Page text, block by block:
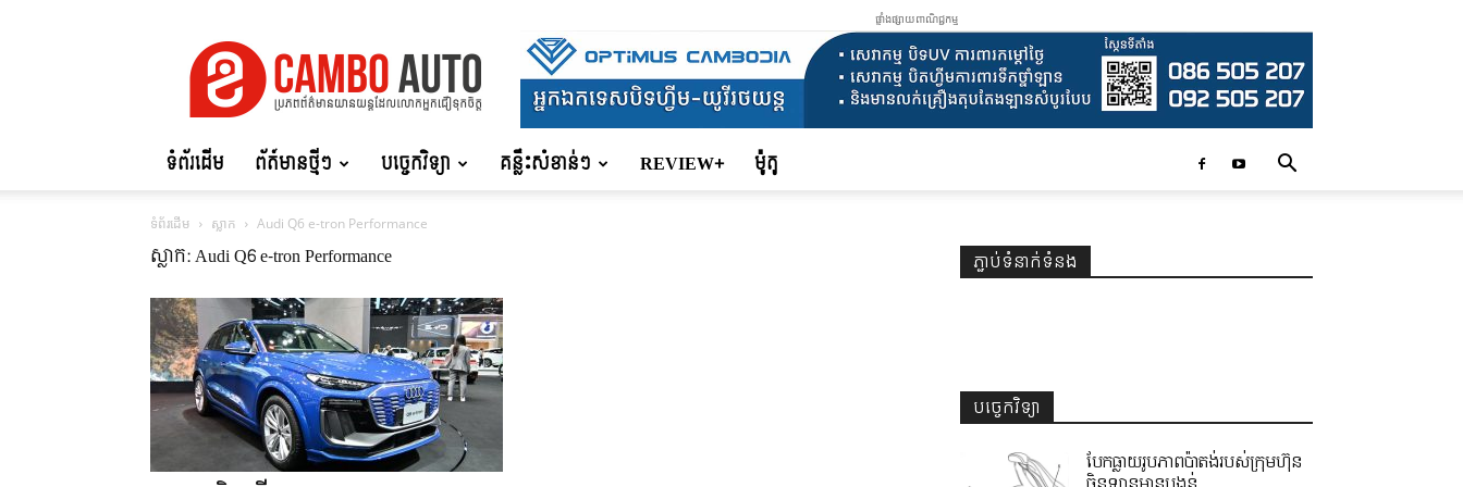
Auto
ផ្ទាំងផ្សាយពាណិជ្ជកម្ម
ទំព័រដើម ព័ត៍មានថ្មីៗ បច្ចេកវិទ្យា គន្លឹះសំខាន់ៗ REVIEW+ ម៉ូតូ
ទំព័រដើម ស្លាក Audi Q6 e-tron Performance
ស្លាក: Audi Q6 e-tron Performance ភ្ជាប់ទំនាក់ទំនង
បច្ចេកវិទ្យា
បែកធ្លាយរូបភាពប៉ាតង់របស់ក្រុមហ៊ុន